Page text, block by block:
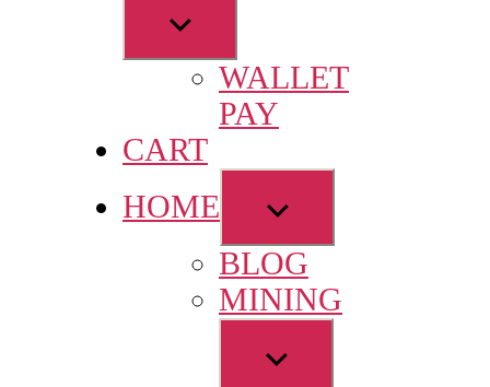
Show
sub
menuWALLET
PAY
CART
HOME
Show
sub
menu
BLOG
MINING
Show